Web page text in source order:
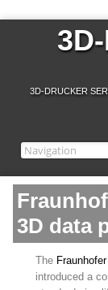
3D-DRUCKER
3D data
The
introduced a